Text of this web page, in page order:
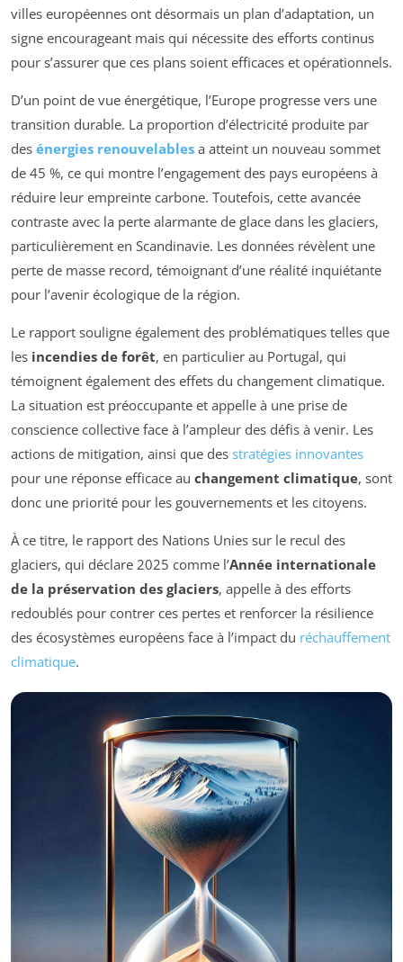
villes européennes ont désormais un plan d’adaptation, un
signe encourageant mais qui nécessite des efforts continus
pour s’assurer que ces plans soient efficaces et opérationnels.
D’un point de vue énergétique, l’Europe progresse vers une
transition durable. La proportion d’électricité produite par
des énergies renouvelables a atteint un nouveau sommet
de 45 %, ce qui montre l’engagement des pays européens à
réduire leur empreinte carbone. Toutefois, cette avancée
contraste avec la perte alarmante de glace dans les glaciers,
particulièrement en Scandinavie. Les données révèlent une
perte de masse record, témoignant d’une réalité inquiétante
pour l’avenir écologique de la région.
Le rapport souligne également des problématiques telles que
les incendies de forêt, en particulier au Portugal, qui
témoignent également des effets du changement climatique.
La situation est préoccupante et appelle à une prise de
conscience collective face à l’ampleur des défis à venir. Les
actions de mitigation, ainsi que des stratégies innovantes
pour une réponse efficace au changement climatique, sont
donc une priorité pour les gouvernements et les citoyens.
À ce titre, le rapport des Nations Unies sur le recul des
glaciers, qui déclare 2025 comme l’Année internationale
de la préservation des glaciers, appelle à des efforts
redoublés pour contrer ces pertes et renforcer la résilience
des écosystèmes européens face à l’impact du réchauffement
climatique.